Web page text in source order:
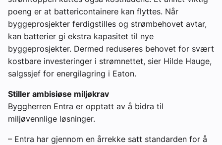
poeng er at battericontainere kan flyttes. Når
byggeprosjekter ferdigstilles og strømbehovet avtar,
kan batterier gi ekstra kapasitet til nye
byggeprosjekter. Dermed reduseres behovet for svært
kostbare investeringer i strømnettet, sier Hilde Hauge,
salgssjef for energilagring i Eaton.
Stiller ambisiøse miljøkrav
Byggherren Entra er opptatt av å bidra til
miljøvennlige løsninger.
– Entra har gjennom en årrekke satt standarden for å